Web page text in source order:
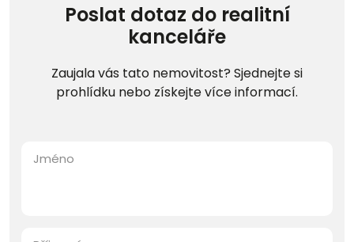
Poslat dotaz do realitní
kanceláře
Zaujala vás tato nemovitost? Sjednejte si
prohlídku nebo získejte více informací.
Jméno